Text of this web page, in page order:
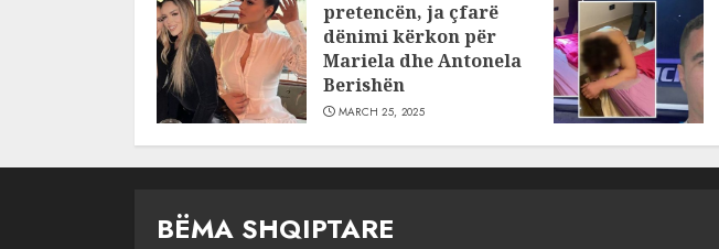
pretencën, ja çfarë
dënimi kërkon për
Mariela dhe Antonela
Berishën
MARCH 25, 2025
BËMA SHQIPTARE